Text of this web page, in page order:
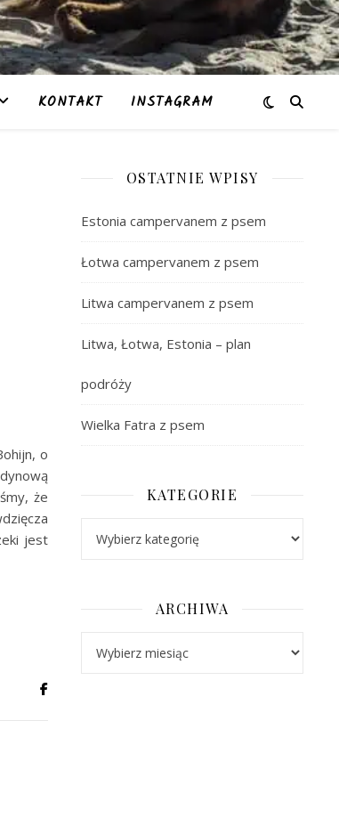
KONTAKT INSTAGRAM
o
że
jest
OSTATNIE WPISY
Estonia campervanem z psem
Łotwa campervanem z psem
Litwa campervanem z psem
Litwa, Łotwa, Estonia – plan
podróży
Wielka Fatra z psem
KATEGORIE
ARCHIWA